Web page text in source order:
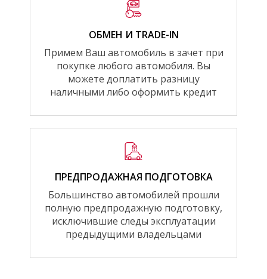
ОБМЕН И TRADE-IN
Примем Ваш автомобиль в зачет при
покупке любого автомобиля. Вы
можете доплатить разницу
наличными либо оформить кредит
ПРЕДПРОДАЖНАЯ ПОДГОТОВКА
Большинство автомобилей прошли
полную предпродажную подготовку,
исключившие следы эксплуатации
предыдущими владельцами